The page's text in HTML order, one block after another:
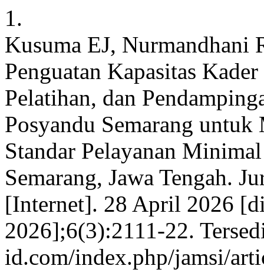
1.
Kusuma EJ, Nurmandhani
Penguatan Kapasitas
Pelatihan, dan
Posyandu Semarang
Standar Pelayanan
Semarang, Jawa Tengah.
[Internet]. 28 April 2026
2026];6(3):2111-22.
id.com/index.php/jamsi/